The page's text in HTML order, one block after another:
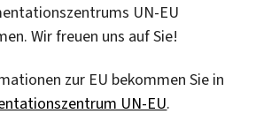
UN-EU
Wir freuen uns auf Sie!
zur EU bekommen Sie in
UN-EU.